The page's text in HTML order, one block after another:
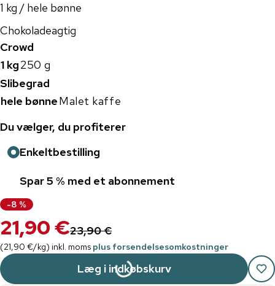
1 kg / hele bønne
Chokoladeagtig
Crowd
1 kg250 g
Slibegrad
hele bønneMalet kaffe
Du vælger, du profiterer
Enkeltbestilling
Spar 5 % med et abonnement
-8 %
21,90 €23,90 €
(21,90 €/kg) inkl. moms plus forsendelsesomkostninger
Læg i indkøbskurv